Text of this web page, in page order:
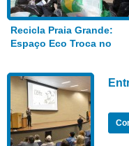
Recicla Praia Grande:
Espaço Eco Troca no